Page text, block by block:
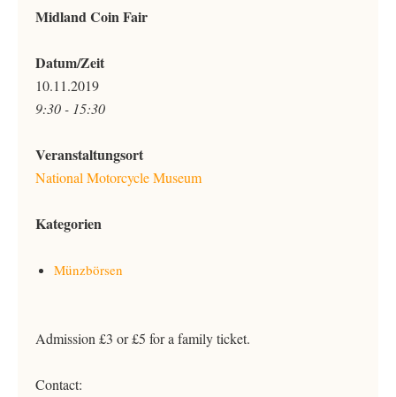
Midland Coin Fair
Datum/Zeit
10.11.2019
9:30 - 15:30
Veranstaltungsort
National Motorcycle Museum
Kategorien
Münzbörsen
Admission £3 or £5 for a family ticket.
Contact: